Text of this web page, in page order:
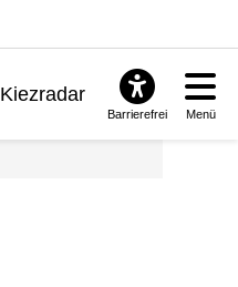
Kiezradar
Barrierefrei Menü